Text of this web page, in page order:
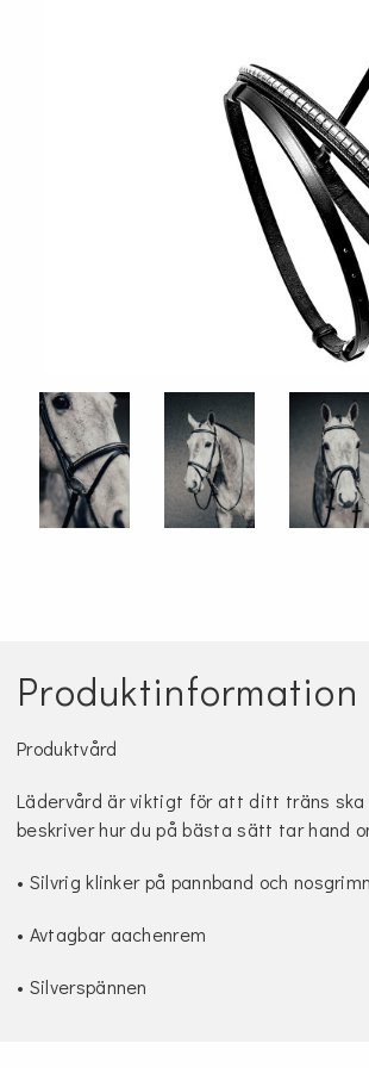
Sadelskydd & stigbygelskydd
Produktinformation
Produktvård
Lädervård är viktigt för att ditt träns
beskriver hur du på bästa sätt tar hand
• Silvrig klinker på pannband och
• Avtagbar aachenrem
• Silverspännen